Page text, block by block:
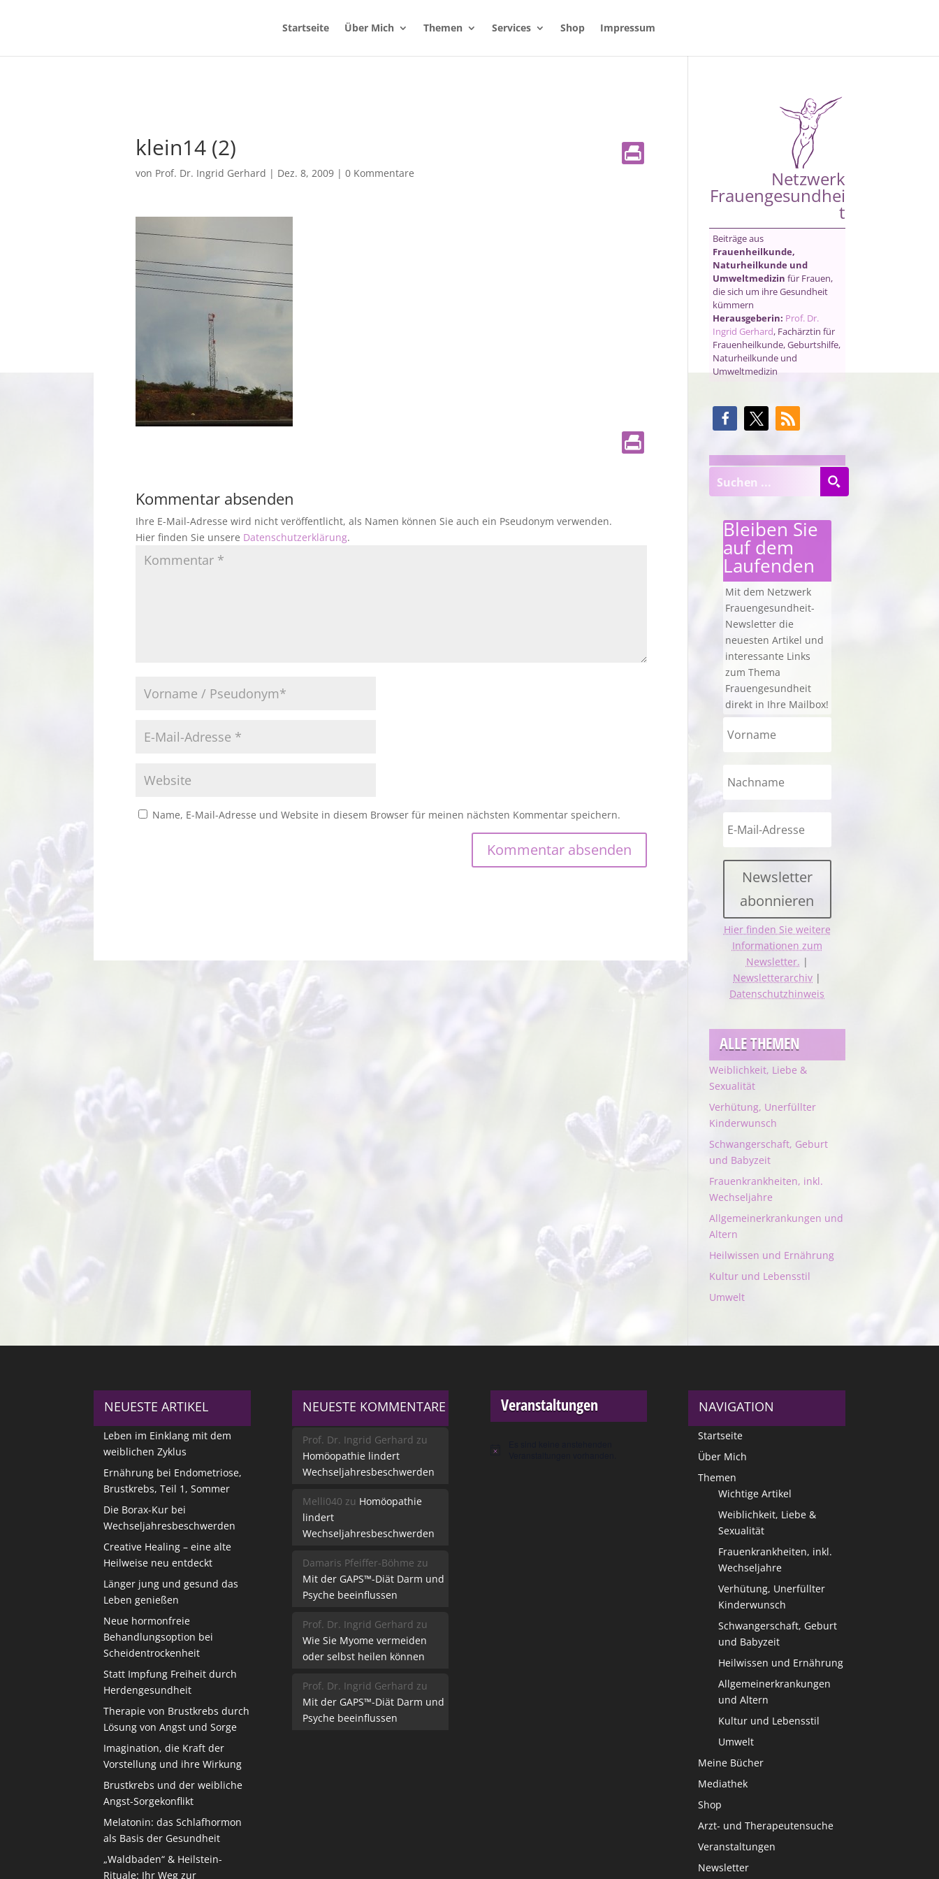
Startseite Über Mich Themen Services Shop Impressum
klein14 (2)
von Prof. Dr. Ingrid Gerhard | Dez. 8, 2009| 0 Kommentare
Kommentar absenden
Ihre E-Mail-Adresse wird nicht veröffentlicht, als Namen können Sie auch ein Pseudonym verwenden.
Hier finden Sie unsere Datenschutzerklärung.
Name, E-Mail-Adresse und Website in diesem Browser für meinen nächsten Kommentar speichern.
Netzwerk
Frauengesundhei
t
Beiträge aus
Frauenheilkunde,
Naturheilkunde und
Umweltmedizin für Frauen,
die sich um ihre Gesundheit
kümmern
Herausgeberin: Prof. Dr.
Ingrid Gerhard, Fachärztin für
Frauenheilkunde, Geburtshilfe,
Naturheilkunde und
Umweltmedizin
Bleiben Sie
auf dem
Laufenden
Mit dem Netzwerk
Frauengesundheit-
Newsletter die
neuesten Artikel und
interessante Links
zum Thema
Frauengesundheit
direkt in Ihre Mailbox!
Newsletter
abonnieren
Hier finden Sie weitere
Informationen zum
Newsletter. |
Newsletterarchiv |
Datenschutzhinweis
ALLE THEMEN
Weiblichkeit, Liebe &
Sexualität
Verhütung, Unerfüllter
Kinderwunsch
Schwangerschaft, Geburt
und Babyzeit
Frauenkrankheiten, inkl.
Wechseljahre
Allgemeinerkrankungen und
Altern
Heilwissen und Ernährung
Kultur und Lebensstil
Umwelt
NEUESTE ARTIKEL
Leben im Einklang mit dem
weiblichen Zyklus
Ernährung bei Endometriose,
Brustkrebs, Teil 1, Sommer
Die Borax-Kur bei
Wechseljahresbeschwerden
Creative Healing – eine alte
Heilweise neu entdeckt
Länger jung und gesund das
Leben genießen
Neue hormonfreie
Behandlungsoption bei
Scheidentrockenheit
Statt Impfung Freiheit durch
Herdengesundheit
Therapie von Brustkrebs durch
Lösung von Angst und Sorge
Imagination, die Kraft der
Vorstellung und ihre Wirkung
Brustkrebs und der weibliche
Angst-Sorgekonflikt
Melatonin: das Schlafhormon
als Basis der Gesundheit
„Waldbaden“ & Heilstein-
Rituale: Ihr Weg zur
NEUESTE KOMMENTARE
Prof. Dr. Ingrid Gerhard zu
Homöopathie lindert
Wechseljahresbeschwerden
Melli040 zu Homöopathie
lindert
Wechseljahresbeschwerden
Damaris Pfeiffer-Böhme zu
Mit der GAPS™-Diät Darm und
Psyche beeinflussen
Prof. Dr. Ingrid Gerhard zu
Wie Sie Myome vermeiden
oder selbst heilen können
Prof. Dr. Ingrid Gerhard zu
Mit der GAPS™-Diät Darm und
Psyche beeinflussen
Veranstaltungen
Hinweis
NAVIGATION
Startseite
Über Mich
Themen
Wichtige Artikel
Weiblichkeit, Liebe &
Sexualität
Frauenkrankheiten, inkl.
Wechseljahre
Verhütung, Unerfüllter
Kinderwunsch
Schwangerschaft, Geburt
und Babyzeit
Heilwissen und Ernährung
Allgemeinerkrankungen
und Altern
Kultur und Lebensstil
Umwelt
Meine Bücher
Mediathek
Shop
Arzt- und Therapeutensuche
Veranstaltungen
Newsletter